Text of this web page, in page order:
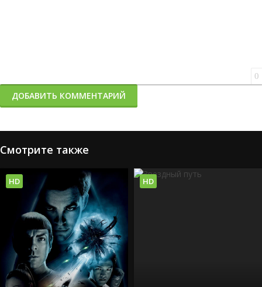
0
ДОБАВИТЬ КОММЕНТАРИЙ
Смотрите также
HD HD